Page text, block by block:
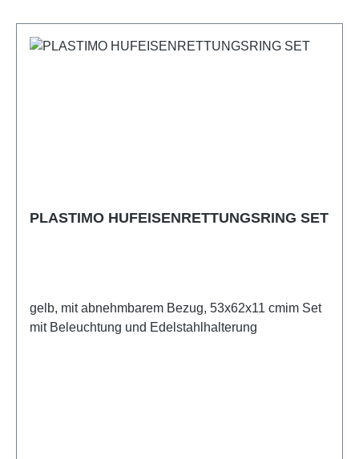
PLASTIMO HUFEISENRETTUNGSRING SET
gelb, mit abnehmbarem Bezug, 53x62x11 cmim Set
mit Beleuchtung und Edelstahlhalterung